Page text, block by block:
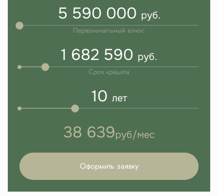
5 590 000 руб.
Первоначальный взнос
1 682 590 руб.
Срок кредита
10 лет
38 639руб/мес
Оформить заявку